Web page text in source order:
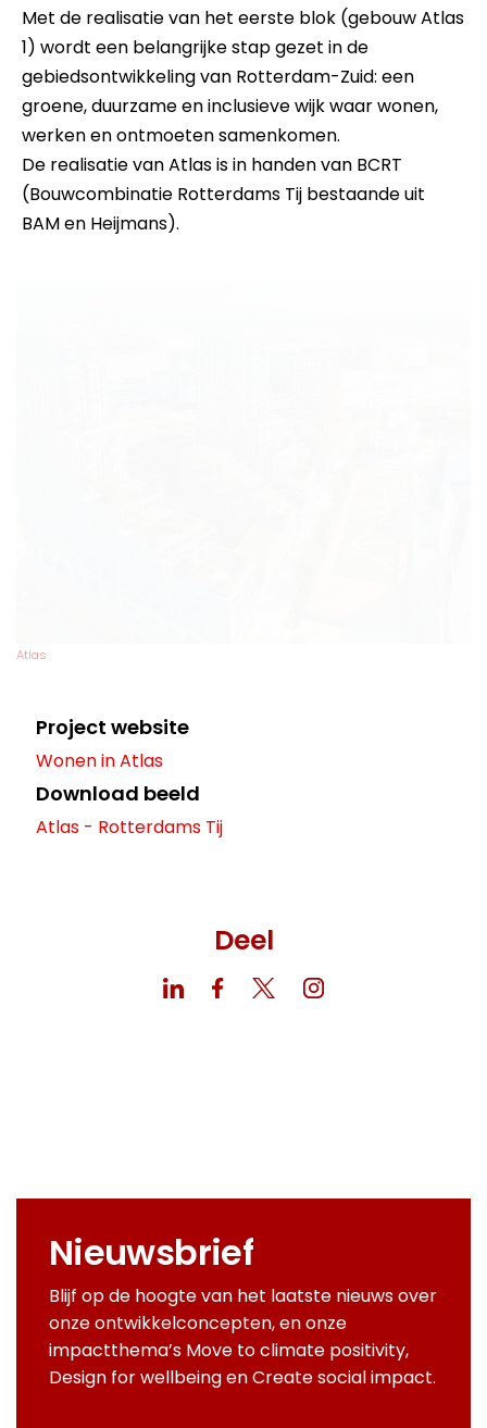
Met de realisatie van het eerste blok (gebouw Atlas
1) wordt een belangrijke stap gezet in de
gebiedsontwikkeling van Rotterdam-Zuid: een
groene, duurzame en inclusieve wijk waar wonen,
werken en ontmoeten samenkomen.
De realisatie van Atlas is in handen van BCRT
(Bouwcombinatie Rotterdams Tij bestaande uit
BAM en Heijmans).
Atlas
Project website
Wonen in Atlas
Download beeld
Atlas - Rotterdams Tij
Deel
Nieuwsbrief
Blijf op de hoogte van het laatste nieuws over
onze ontwikkelconcepten, en onze
impactthema’s Move to climate positivity,
Design for wellbeing en Create social impact.